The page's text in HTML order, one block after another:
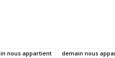
nous appartient demain nous